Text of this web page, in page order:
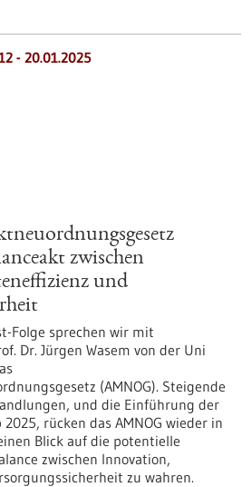
- 20.01.2025
zwischen
und
Folge sprechen wir mit
Dr. Jürgen Wasem von der Uni
(AMNOG). Steigende
und die Einführung der
rücken das AMNOG wieder in
Blick auf die potentielle
zwischen Innovation,
zu wahren.